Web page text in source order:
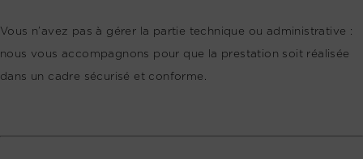
Vous n’avez pas à gérer la partie technique ou administrative :
nous vous accompagnons pour que la prestation soit réalisée
dans un cadre sécurisé et conforme.